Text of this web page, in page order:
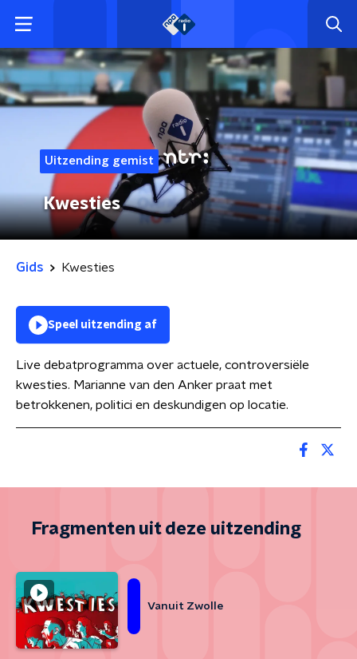
Uitzending gemist
Kwesties
Gids Kwesties
Speel uitzending af
Live debatprogramma over actuele, controversiële
kwesties. Marianne van den Anker praat met
betrokkenen, politici en deskundigen op locatie.
Fragmenten uit deze uitzending
Vanuit Zwolle